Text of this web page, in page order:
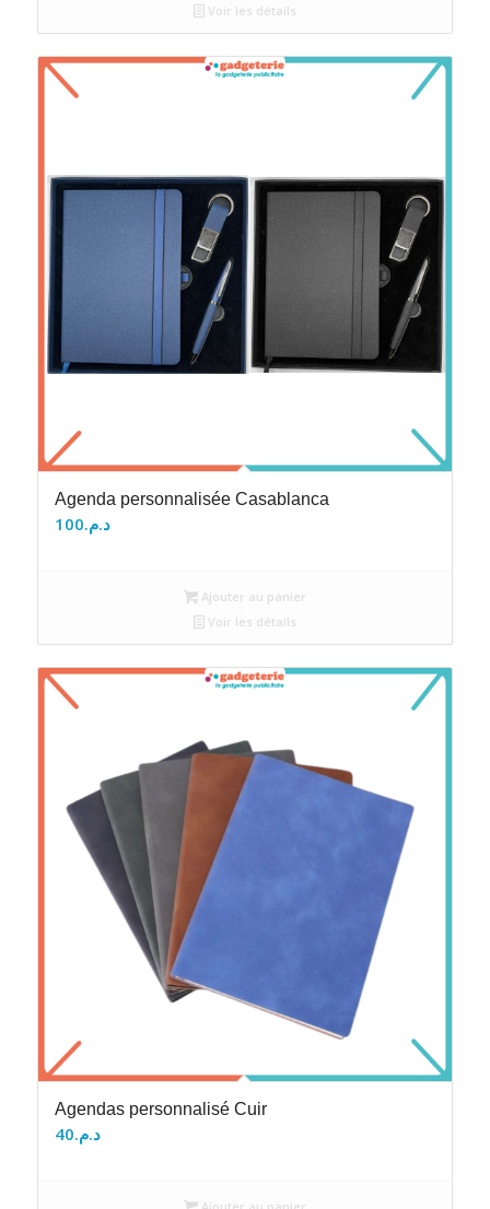
Voir les détails
Agenda personnalisée Casablanca
د.م.100
Ajouter au panier
Voir les détails
Agendas personnalisé Cuir
د.م.40